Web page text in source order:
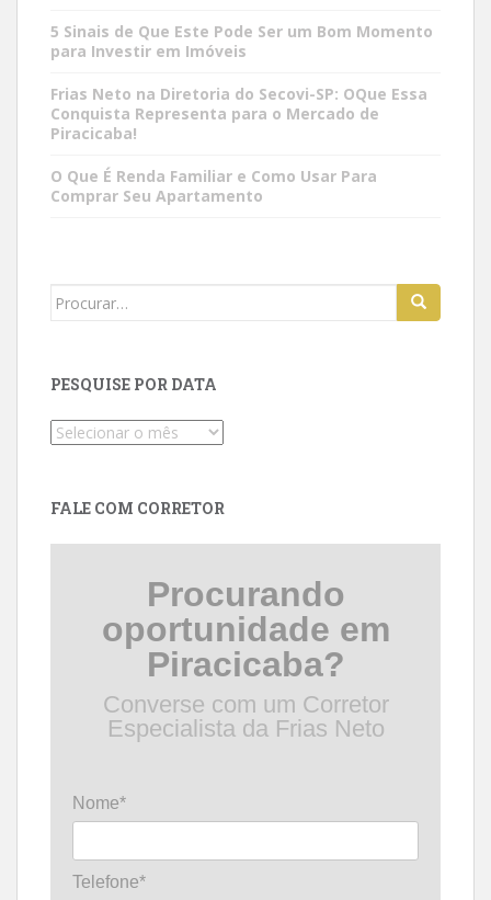
5 Sinais de Que Este Pode Ser um Bom Momento
para Investir em Imóveis
Frias Neto na Diretoria do Secovi-SP: OQue Essa
Conquista Representa para o Mercado de
Piracicaba!
O Que É Renda Familiar e Como Usar Para
Comprar Seu Apartamento
Search
PESQUISE POR DATA
Pesquise
FALE COM CORRETOR
Procurando
oportunidade em
Piracicaba?
Converse com um Corretor
Especialista da Frias Neto
Nome*
Telefone*